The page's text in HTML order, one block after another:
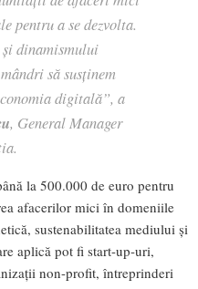
pentru a se dezvolta.
dinamismului
să susținem
digitală”, a
, General Manager
la 500.000 de euro pentru
afacerilor mici în domeniile
sustenabilitatea mediului și
aplică pot fi start-up-uri,
non-profit, întreprinderi